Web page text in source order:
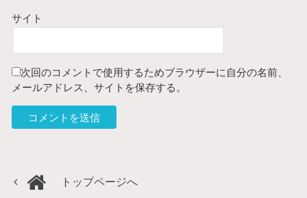
サイト
次回のコメントで使用するためブラウザーに自分の名前、
メールアドレス、サイトを保存する。
トップページへ